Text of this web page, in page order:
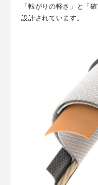
「転がりの軽さ」と「
設計されています。